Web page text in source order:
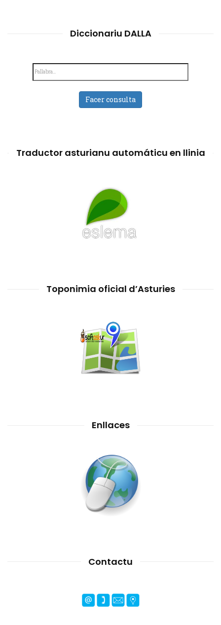
Diccionariu DALLA
Facer consulta
Traductor asturianu automáticu en llinia
Toponimia oficial d’Asturies
Enllaces
Contactu